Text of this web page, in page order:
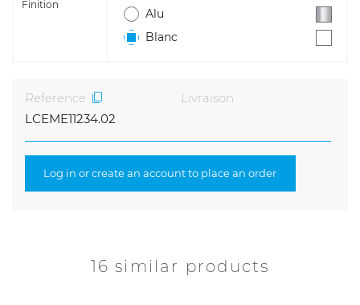
Finition
Alu
Blanc
Reference
LCEME11234.02
Livraison
Log in or create an account to place an order
16 similar products